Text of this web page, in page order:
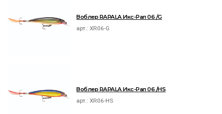
Воблер RAPALA Икс-Рап 06 /G
арт.:XR06-G
Воблер RAPALA Икс-Рап 06 /HS
арт.:XR06-HS